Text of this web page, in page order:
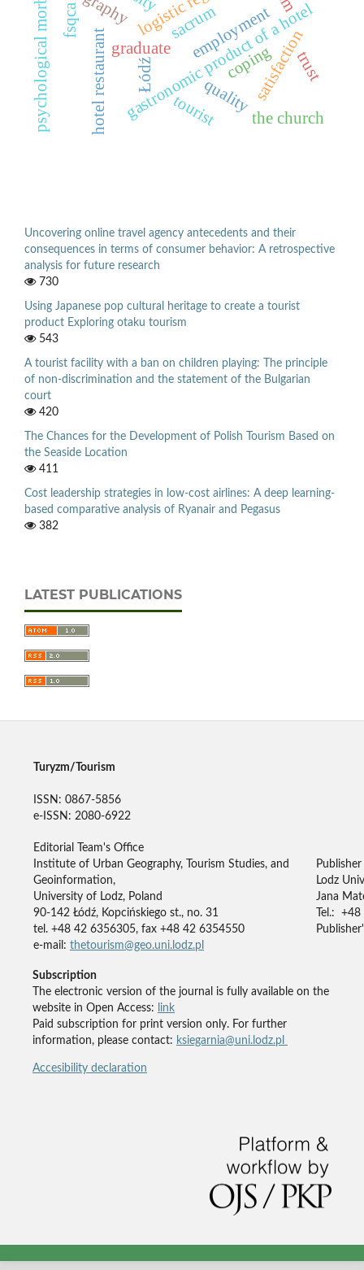
graduate employment
gastronomic product of a hotel
hotel restaurant Łódź
qualitysatisfaction
tourist
sacrum
the church
psychological morbidities coping trust
fsqca
Uncovering online travel agency antecedents and their
consequences in terms of consumer behavior: A retrospective
analysis for future research
730
Using Japanese pop cultural heritage to create a tourist
product Exploring otaku tourism
543
A tourist facility with a ban on children playing: The principle
of non-discrimination and the statement of the Bulgarian
court
420
The Chances for the Development of Polish Tourism Based on
the Seaside Location
411
Cost leadership strategies in low-cost airlines: A deep learning-
based comparative analysis of Ryanair and Pegasus
382
LATEST PUBLICATIONS
Turyzm/Tourism
ISSN: 0867-5856
e-ISSN: 2080-6922
Editorial Team's Office
Institute of Urban Geography, Tourism Studies, and
Geoinformation,
University of Lodz, Poland
90-142 Łódź, Kopcińskiego st., no. 31
tel. +48 42 6356305, fax +48 42 6354550
e-mail: thetourism@geo.uni.lodz.pl
Publisher
Lodz
Jana
Tel.:
Subscription
The electronic version of the journal is fully available on the
website in Open Access:
link
Paid subscription for print version only. For further
information, please contact: ksiegarnia@uni.lodz.pl
Accesibility declaration